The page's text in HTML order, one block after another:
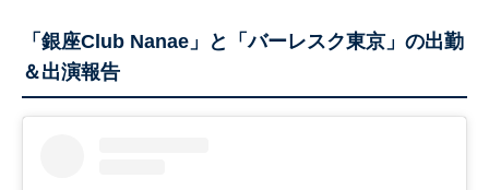
「銀座Club Nanae」と「バーレスク東京」の出勤
＆出演報告